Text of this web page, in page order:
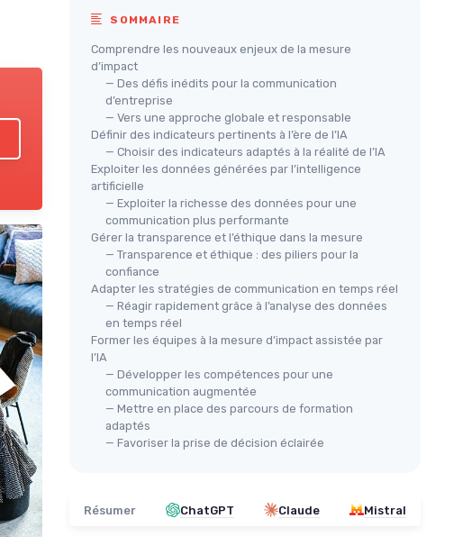
SOMMAIRE
Comprendre les nouveaux enjeux de la mesure
d’impact
— Des défis inédits pour la communication
d’entreprise
— Vers une approche globale et responsable
Définir des indicateurs pertinents à l’ère de l’IA
— Choisir des indicateurs adaptés à la réalité de l’IA
Exploiter les données générées par l’intelligence
artificielle
— Exploiter la richesse des données pour une
communication plus performante
Gérer la transparence et l’éthique dans la mesure
— Transparence et éthique : des piliers pour la
confiance
Adapter les stratégies de communication en temps réel
— Réagir rapidement grâce à l’analyse des données
en temps réel
Former les équipes à la mesure d’impact assistée par
l’IA
— Développer les compétences pour une
communication augmentée
— Mettre en place des parcours de formation
adaptés
— Favoriser la prise de décision éclairée
Résumer ChatGPT Claude Mistral